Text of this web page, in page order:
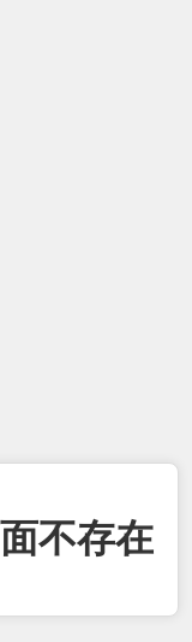
不存在